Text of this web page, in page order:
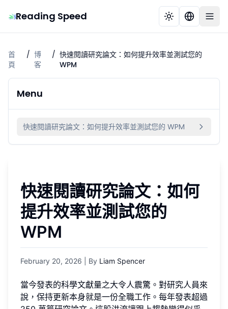
Reading Speed
首
頁
/ 博
客
/ 快速閱讀研究論文：如何提升效率並測試您的
WPM
Menu
快速閱讀研究論文：如何提升效率並測試您的 WPM
快速閱讀研究論文：如何
提升效率並測試您的
WPM
February 20, 2026 | By Liam Spencer
當今發表的科學文獻量之大令人震驚。對研究人員來
說，保持更新本身就是一份全職工作。每年發表超過